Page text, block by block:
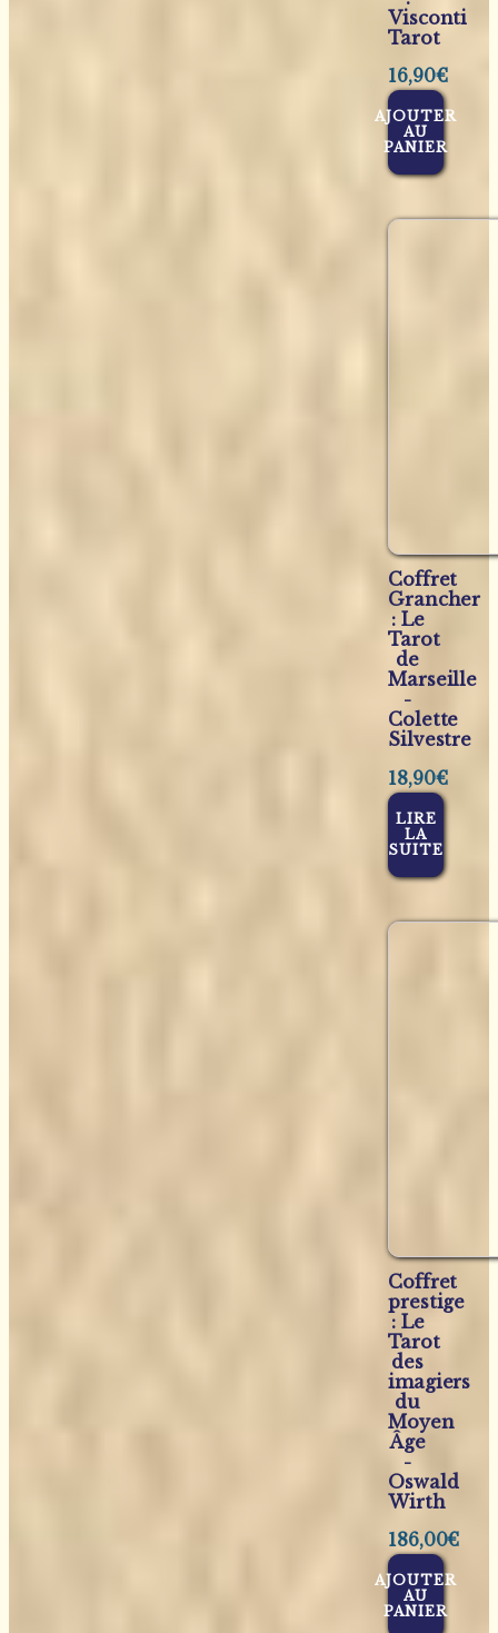
Visconti
Tarot
16,90€
AJOUTER
AU
PANIER
Coffret
Grancher
: Le
Tarot
de
Marseille
-
Colette
Silvestre
18,90€
LIRE
LA
SUITE
Coffret
prestige
: Le
Tarot
des
imagiers
du
Moyen
Âge
-
Oswald
Wirth
186,00€
AJOUTER
AU
PANIER